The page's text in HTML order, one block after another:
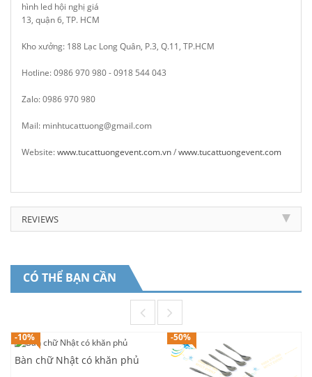
hình led hội nghị giá
13, quận 6, TP. HCM
Kho xưởng: 188 Lạc Long Quân, P.3, Q.11, TP.HCM
Hotline: 0986 970 980 - 0918 544 043
Zalo: 0986 970 980
Mail: minhtucattuong@gmail.com
Website:www.tucattuongevent.com.vn/www.tucattuongevent.com
REVIEWS
CÓ THỂ BẠN CẦN
-10%
Bàn chữ Nhật có khăn phủ
-50%